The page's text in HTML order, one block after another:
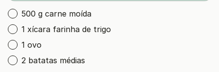
500 g carne moída
1 xícara farinha de trigo
1 ovo
2 batatas médias